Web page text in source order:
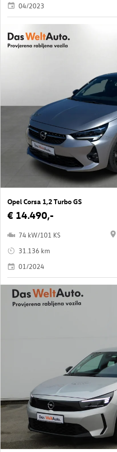
04/2023
Opel Corsa 1,2 Turbo GS
€ 14.490,-
74 kW/101 KS
31.136 km
01/2024